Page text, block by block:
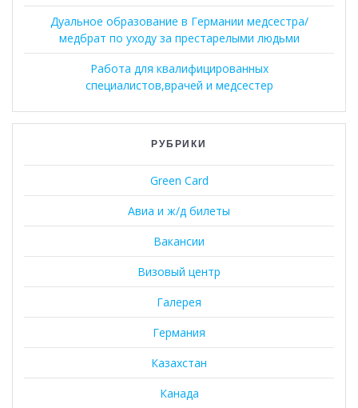
Дуальное образование в Германии медсестра/
медбрат по уходу за престарелыми людьми
Работа для квалифицированных
специалистов,врачей и медсестер
РУБРИКИ
Green Card
Авиа и ж/д билеты
Вакансии
Визовый центр
Галерея
Германия
Казахстан
Канада